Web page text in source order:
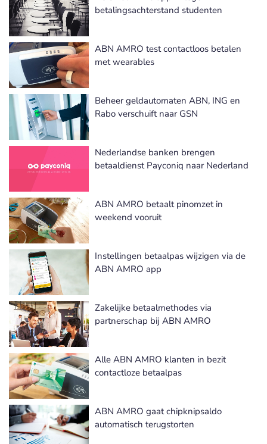
betalingsachterstand studenten
ABN AMRO test contactloos betalen
met wearables
Beheer geldautomaten ABN, ING en
Rabo verschuift naar GSN
Nederlandse banken brengen
betaaldienst Payconiq naar Nederland
ABN AMRO betaalt pinomzet in
weekend vooruit
Instellingen betaalpas wijzigen via de
ABN AMRO app
Zakelijke betaalmethodes via
partnerschap bij ABN AMRO
Alle ABN AMRO klanten in bezit
contactloze betaalpas
ABN AMRO gaat chipknipsaldo
automatisch terugstorten